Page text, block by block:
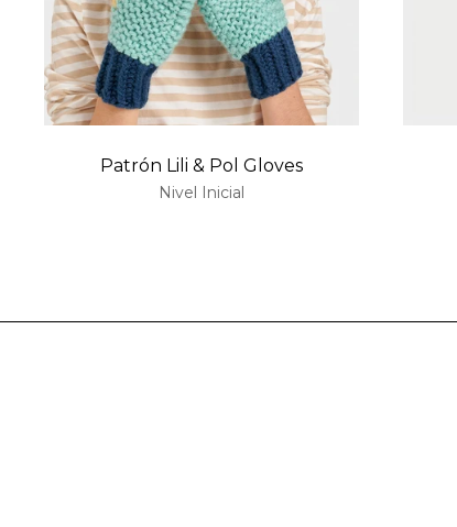
Patrón Lili & Pol Gloves
Nivel Inicial